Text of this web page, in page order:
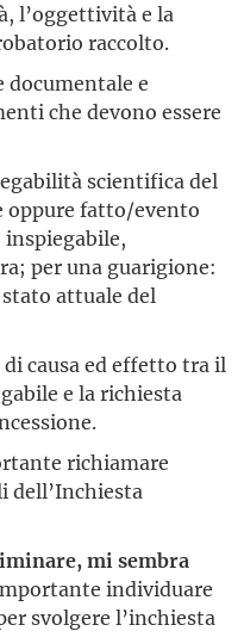
l’oggettività e la
raccolto.
documentale e
che devono essere
scientifica del
fatto/evento
per una guarigione:
attuale del
causa ed effetto tra il
e la richiesta
richiamare
dell’Inchiesta
mi sembra
individuare
svolgere l’inchiesta